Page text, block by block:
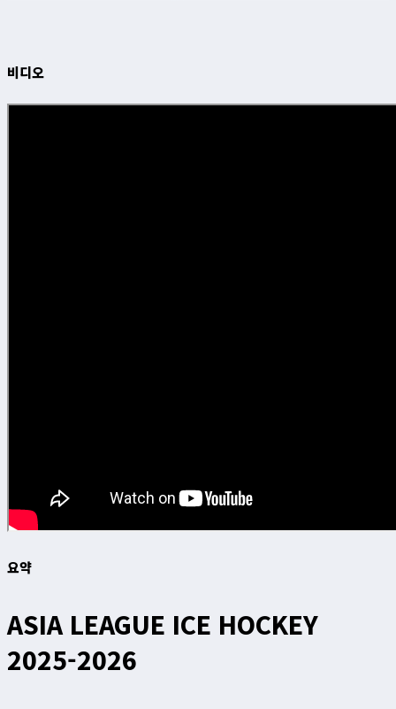
비디오
요약
ASIA LEAGUE ICE HOCKEY
2025-2026